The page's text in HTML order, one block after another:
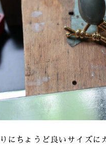
にちょうど良いサイズに